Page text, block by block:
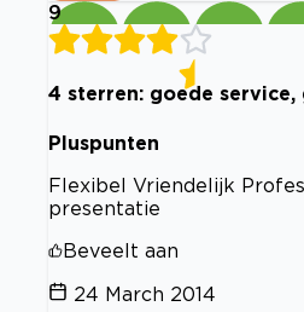
9
4 sterren: goede service,
Pluspunten
Flexibel Vriendelijk
presentatie
Beveelt aan
24 March 2014